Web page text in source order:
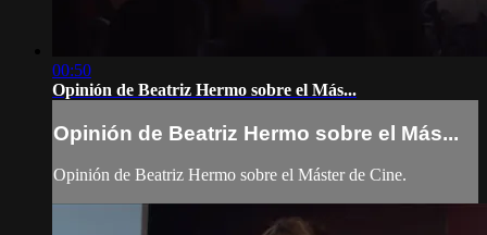
00:50
Opinión de Beatriz Hermo sobre el Más...
Opinión de Beatriz Hermo sobre el Más...
Opinión de Beatriz Hermo sobre el Máster de Cine.